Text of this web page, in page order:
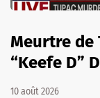
Meurtre de
“Keefe D”
10 août 2026